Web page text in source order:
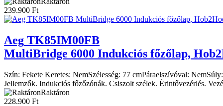
239.900 Ft
Aeg TK85IM00FB
MultiBridge 6000 Indukciós főzőlap,
Szín: Fekete Keretes: NemSzélesség: 77 cmPáraelszívóval: NemSúly:
Jellemzők. Indukciós főzőzónák. Csiszolt szélek. Érintővezérlés.
Raktáron
228.900 Ft